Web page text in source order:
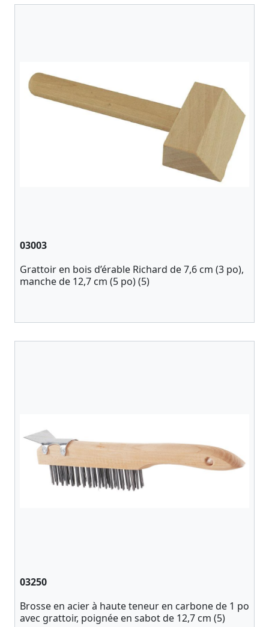
03003
Grattoir en bois d’érable Richard de 7,6 cm (3 po),
manche de 12,7 cm (5 po) (5)
03250
Brosse en acier à haute teneur en carbone de 1 po
avec grattoir, poignée en sabot de 12,7 cm (5)